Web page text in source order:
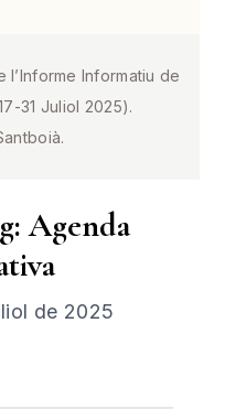
Informatiu de
31 Juliol 2025).
Agenda
de 2025